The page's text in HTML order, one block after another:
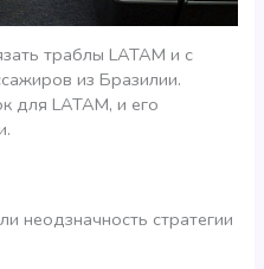
траблы LATAM и с
из Бразилии.
для LATAM, и его
неодзначность стратегии